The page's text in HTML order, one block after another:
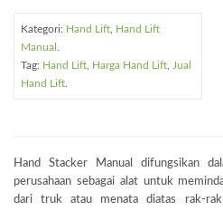
Kategori: Hand Lift Hand Lift
Manual
Tag: Hand Lift Harga Hand Lift
Jual
Hand Lift
Hand Stacker Manual difungsikan
perusahaan sebagai alat untuk
dari truk atau menata diatas rak-